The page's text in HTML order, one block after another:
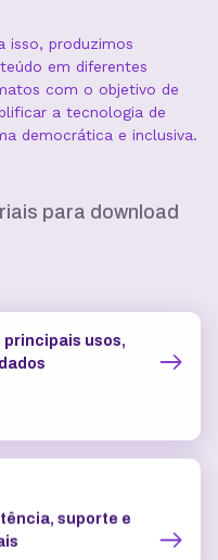
isso, produzimos
em diferentes
com o objetivo de
a tecnologia de
democrática e inclusiva.
para download
principais usos,
suporte e